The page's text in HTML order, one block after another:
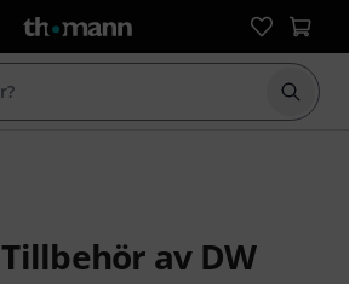
Börja
Tillbehör av DW